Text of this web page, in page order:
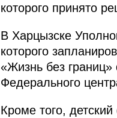
которого принято
В Харцызске
которого
«Жизнь без
Федерального
Кроме того,